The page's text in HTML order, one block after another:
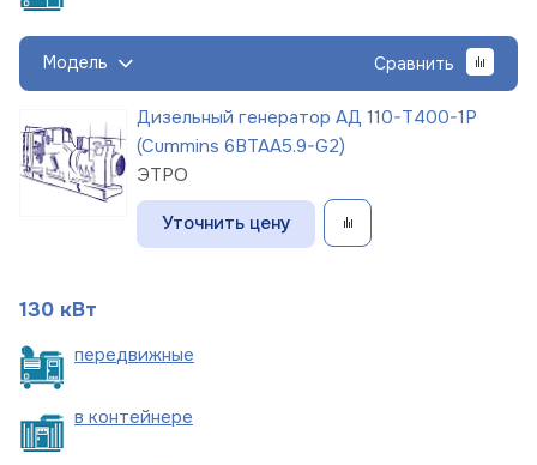
Модель Сравнить
Дизельный генератор АД 110-Т400-1Р
(Cummins 6BTAA5.9-G2)
ЭТРО
Уточнить цену
130 кВт
передвижные
в контейнере